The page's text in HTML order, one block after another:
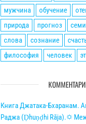
мужчина
обучение
природа
прогноз
слова
сознание
философия
человек
Книга Джатака-Бхаранам.
Раджа (Ḍhuṇḍhi Rāja).🌣